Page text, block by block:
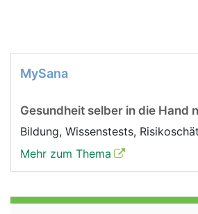
MySana
Gesundheit selber in die Hand
Bildung, Wissenstests,
Mehr zum Thema